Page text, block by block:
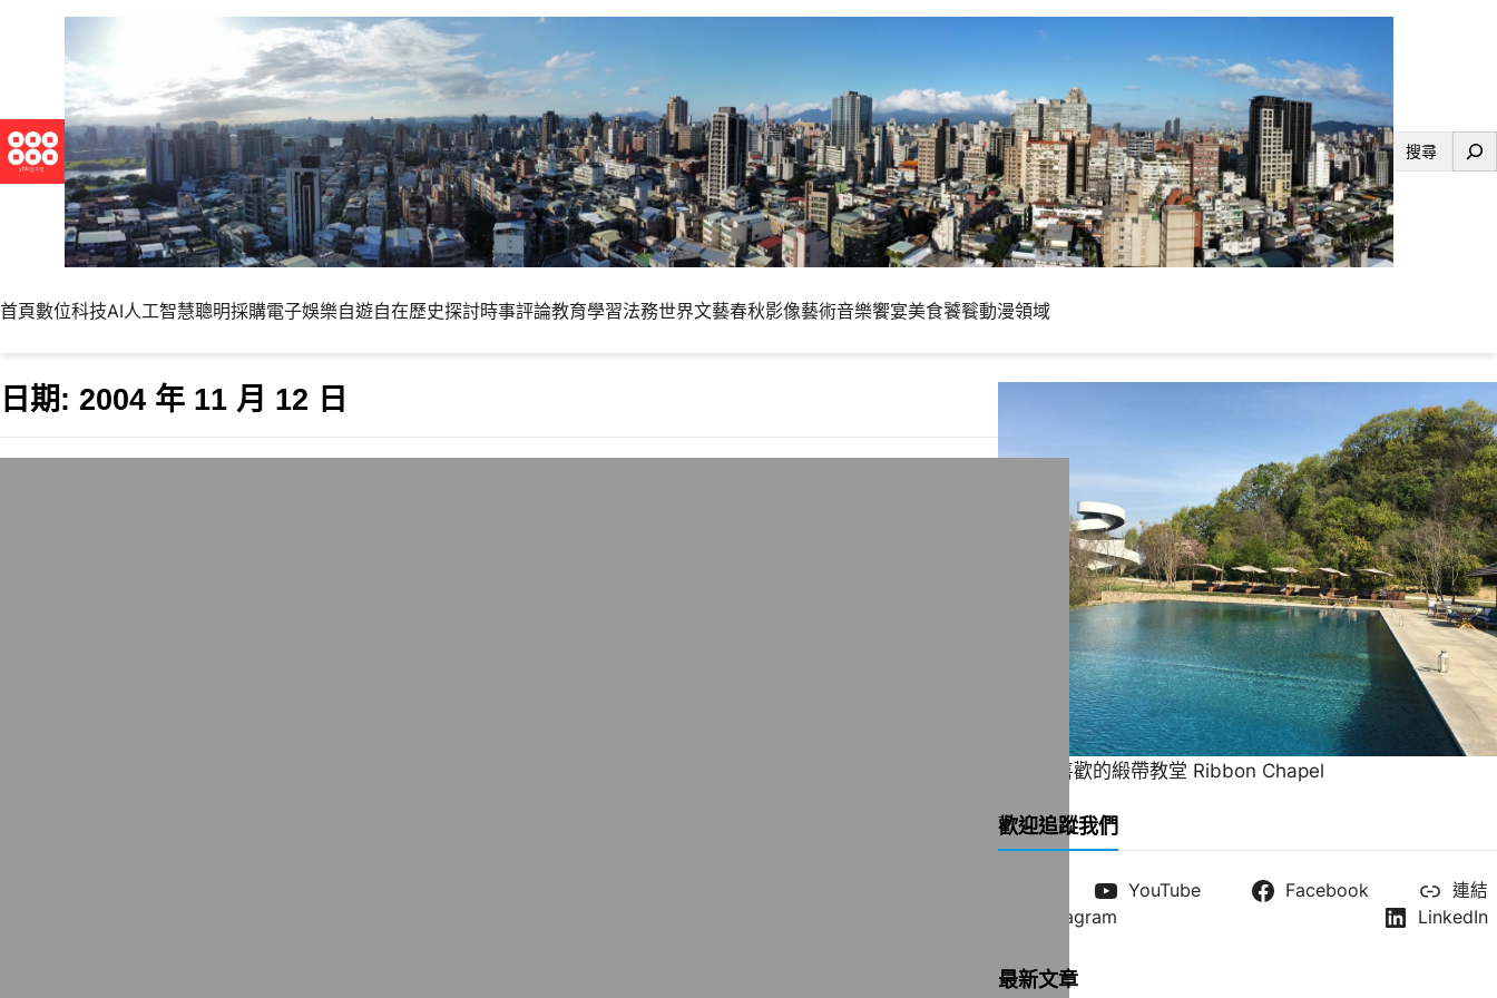
搜
首頁數位科技AI人工智慧聰明採購電子娛樂自遊自在歷史探討時事評論教育學習法務世界文藝春秋影像藝術音樂饗宴美食饕餮動漫領域
日期: 2004 年 11 月 12 日
一直很喜歡的緞帶教堂 Ribbon Chapel
歡迎追蹤我們
YouTube Facebook
連結
Instagram
LinkedIn
最新文章